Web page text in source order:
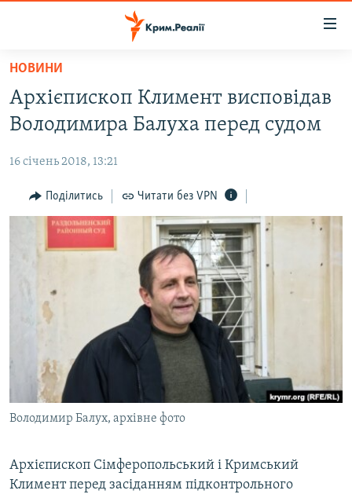
Перейти
основного
матеріалу
до
навігації
Перейти
пошуку
ВОДА.КРИМ
ВІДЕО ТА ФОТО
ПОЛІТИКА
БЛОГИ
ПОГЛЯД
ІНТЕРВ'Ю
СПЕЦПРОЕКТИ
ВІДЕОУРОКИ «ELIFBE»
СВІДЧЕННЯ ОКУПАЦІЇ
УКРАЇНСЬКА ПРОБЛЕМА КРИМУ
ЯК ОБІЙТИ БЛОКУВАННЯ
Русский
Qırımtatar
НОВИНИ
Архієпископ Климент висповідав
Володимира Балуха перед судом
16 січень 2018, 13:21
Поділитись Читати без VPN
Володимир Балух, архівне фото
Архієпископ Сімферопольський і Кримський
Климент перед засіданням підконтрольного